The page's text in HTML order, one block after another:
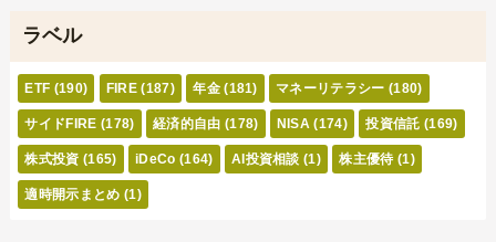
ラベル
ETF (190) FIRE (187) 年金 (181) マネーリテラシー (180)
サイドFIRE (178) 経済的自由 (178) NISA (174) 投資信託 (169)
株式投資 (165) iDeCo (164) AI投資相談 (1) 株主優待 (1)
適時開示まとめ (1)